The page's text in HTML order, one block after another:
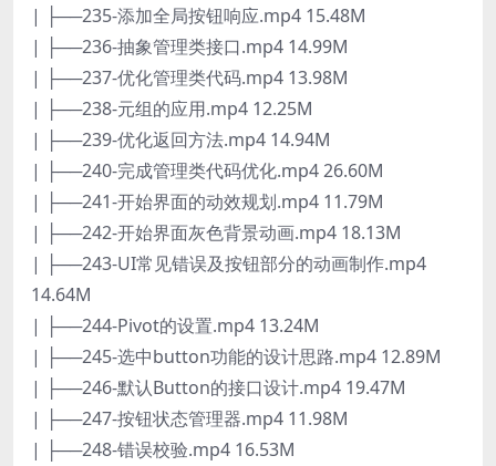
| ├──235-添加全局按钮响应.mp4 15.48M
| ├──236-抽象管理类接口.mp4 14.99M
| ├──237-优化管理类代码.mp4 13.98M
| ├──238-元组的应用.mp4 12.25M
| ├──239-优化返回方法.mp4 14.94M
| ├──240-完成管理类代码优化.mp4 26.60M
| ├──241-开始界面的动效规划.mp4 11.79M
| ├──242-开始界面灰色背景动画.mp4 18.13M
| ├──243-UI常见错误及按钮部分的动画制作.mp4
14.64M
| ├──244-Pivot的设置.mp4 13.24M
| ├──245-选中button功能的设计思路.mp4 12.89M
| ├──246-默认Button的接口设计.mp4 19.47M
| ├──247-按钮状态管理器.mp4 11.98M
| ├──248-错误校验.mp4 16.53M